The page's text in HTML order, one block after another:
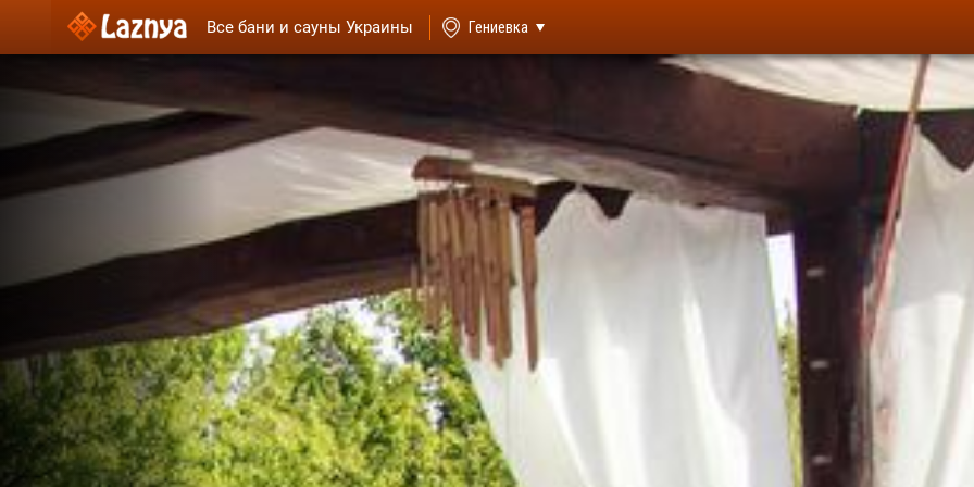
Все бани и сауны Украины Гениевка